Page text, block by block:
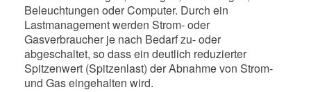
Beleuchtungen oder Computer. Durch ein
Lastmanagement werden Strom- oder
Gasverbraucher je nach Bedarf zu- oder
abgeschaltet, so dass ein deutlich reduzierter
Spitzenwert (Spitzenlast) der Abnahme von Strom-
und Gas eingehalten wird.